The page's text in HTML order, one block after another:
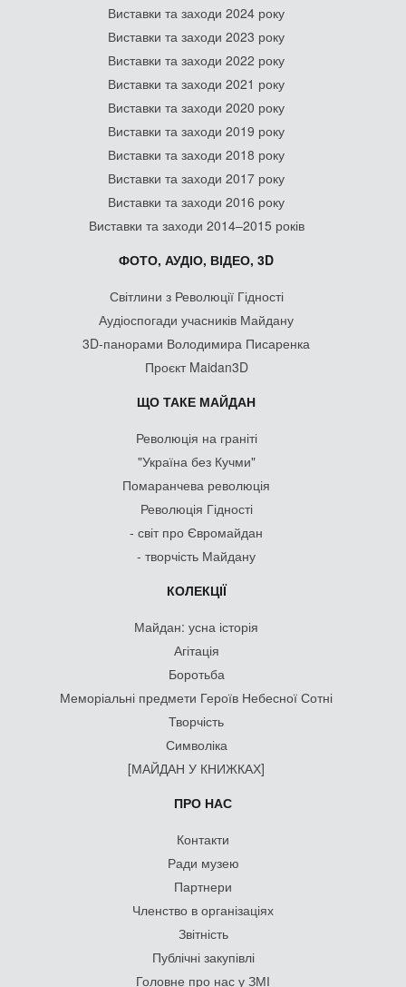
Виставки та заходи 2024 року
Виставки та заходи 2023 року
Виставки та заходи 2022 року
Виставки та заходи 2021 року
Виставки та заходи 2020 року
Виставки та заходи 2019 року
Виставки та заходи 2018 року
Виставки та заходи 2017 року
Виставки та заходи 2016 року
Виставки та заходи 2014–2015 років
ФОТО, АУДІО, ВІДЕО, 3D
Світлини з Революції Гідності
Аудіоспогади учасників Майдану
3D-панорами Володимира Писаренка
Проєкт Maidan3D
ЩО ТАКЕ МАЙДАН
Революція на граніті
"Україна без Кучми"
Помаранчева революція
Революція Гідності
- світ про Євромайдан
- творчість Майдану
КОЛЕКЦІЇ
Майдан: усна історія
Агітація
Боротьба
Меморіальні предмети Героїв Небесної Сотні
Творчість
Символіка
[МАЙДАН У КНИЖКАХ]
ПРО НАС
Контакти
Ради музею
Партнери
Членство в організаціях
Звітність
Публічні закупівлі
Головне про нас у ЗМІ